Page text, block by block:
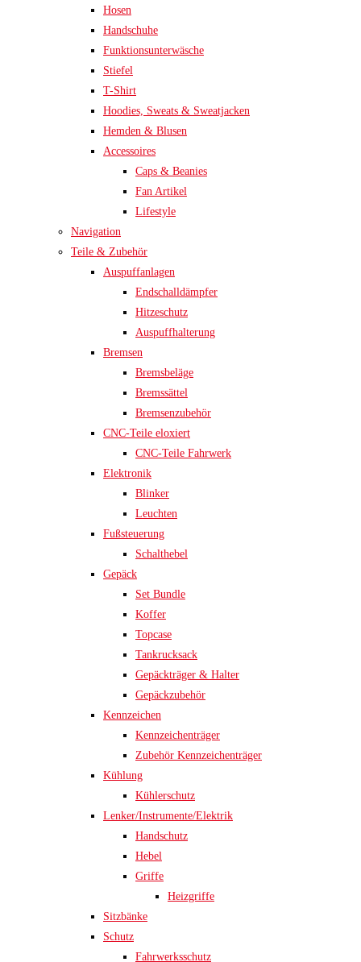
Hosen
Handschuhe
Funktionsunterwäsche
Stiefel
T-Shirt
Hoodies, Sweats & Sweatjacken
Hemden & Blusen
Accessoires
Caps & Beanies
Fan Artikel
Lifestyle
Navigation
Teile & Zubehör
Auspuffanlagen
Endschalldämpfer
Hitzeschutz
Auspuffhalterung
Bremsen
Bremsbeläge
Bremssättel
Bremsenzubehör
CNC-Teile eloxiert
CNC-Teile Fahrwerk
Elektronik
Blinker
Leuchten
Fußsteuerung
Schalthebel
Gepäck
Set Bundle
Koffer
Topcase
Tankrucksack
Gepäckträger & Halter
Gepäckzubehör
Kennzeichen
Kennzeichenträger
Zubehör Kennzeichenträger
Kühlung
Kühlerschutz
Lenker/Instrumente/Elektrik
Handschutz
Hebel
Griffe
Heizgriffe
Sitzbänke
Schutz
Fahrwerksschutz